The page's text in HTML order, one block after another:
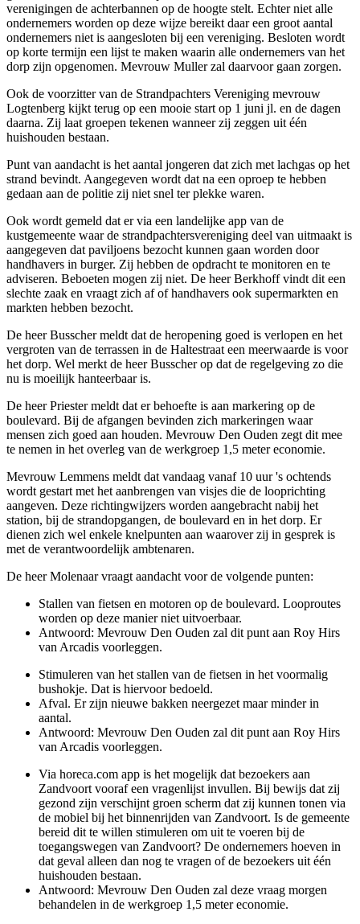
verenigingen de achterbannen op de hoogte stelt. Echter niet alle
ondernemers worden op deze wijze bereikt daar een groot aantal
ondernemers niet is aangesloten bij een vereniging. Besloten wordt
op korte termijn een lijst te maken waarin alle ondernemers van het
dorp zijn opgenomen. Mevrouw Muller zal daarvoor gaan zorgen.
Ook de voorzitter van de Strandpachters Vereniging mevrouw
Logtenberg kijkt terug op een mooie start op 1 juni jl. en de dagen
daarna. Zij laat groepen tekenen wanneer zij zeggen uit één
huishouden bestaan.
Punt van aandacht is het aantal jongeren dat zich met lachgas op het
strand bevindt. Aangegeven wordt dat na een oproep te hebben
gedaan aan de politie zij niet snel ter plekke waren.
Ook wordt gemeld dat er via een landelijke app van de
kustgemeente waar de strandpachtersvereniging deel van uitmaakt is
aangegeven dat paviljoens bezocht kunnen gaan worden door
handhavers in burger. Zij hebben de opdracht te monitoren en te
adviseren. Beboeten mogen zij niet. De heer Berkhoff vindt dit een
slechte zaak en vraagt zich af of handhavers ook supermarkten en
markten hebben bezocht.
De heer Busscher meldt dat de heropening goed is verlopen en het
vergroten van de terrassen in de Haltestraat een meerwaarde is voor
het dorp. Wel merkt de heer Busscher op dat de regelgeving zo die
nu is moeilijk hanteerbaar is.
De heer Priester meldt dat er behoefte is aan markering op de
boulevard. Bij de afgangen bevinden zich markeringen waar
mensen zich goed aan houden. Mevrouw Den Ouden zegt dit mee
te nemen in het overleg van de werkgroep 1,5 meter economie.
Mevrouw Lemmens meldt dat vandaag vanaf 10 uur 's ochtends
wordt gestart met het aanbrengen van visjes die de looprichting
aangeven. Deze richtingwijzers worden aangebracht nabij het
station, bij de strandopgangen, de boulevard en in het dorp. Er
dienen zich wel enkele knelpunten aan waarover zij in gesprek is
met de verantwoordelijk ambtenaren.
De heer Molenaar vraagt aandacht voor de volgende punten:
Stallen van fietsen en motoren op de boulevard. Looproutes
worden op deze manier niet uitvoerbaar.
Antwoord: Mevrouw Den Ouden zal dit punt aan Roy Hirs
van Arcadis voorleggen.
Stimuleren van het stallen van de fietsen in het voormalig
bushokje. Dat is hiervoor bedoeld.
Afval. Er zijn nieuwe bakken neergezet maar minder in
aantal.
Antwoord: Mevrouw Den Ouden zal dit punt aan Roy Hirs
van Arcadis voorleggen.
Via horeca.com app is het mogelijk dat bezoekers aan
Zandvoort vooraf een vragenlijst invullen. Bij bewijs dat zij
gezond zijn verschijnt groen scherm dat zij kunnen tonen via
de mobiel bij het binnenrijden van Zandvoort. Is de gemeente
bereid dit te willen stimuleren om uit te voeren bij de
toegangswegen van Zandvoort? De ondernemers hoeven in
dat geval alleen dan nog te vragen of de bezoekers uit één
huishouden bestaan.
Antwoord: Mevrouw Den Ouden zal deze vraag morgen
behandelen in de werkgroep 1,5 meter economie.